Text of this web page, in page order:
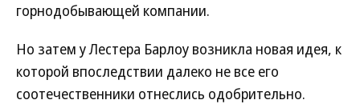
горнодобывающей компании.
Но затем у Лестера Барлоу возникла новая идея, к
которой впоследствии далеко не все его
соотечественники отнеслись одобрительно.